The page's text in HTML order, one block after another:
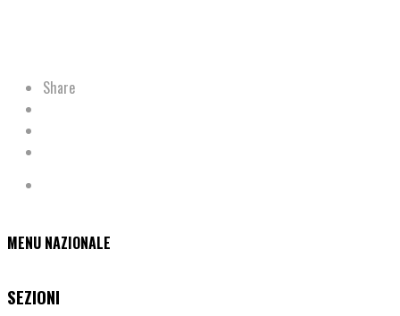
Share
MENU NAZIONALE
SEZIONI